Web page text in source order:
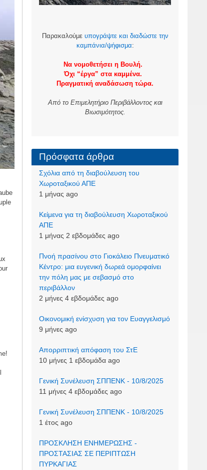
Παρακαλούμε υπογράψτε και διαδώστε την
καμπάνια/ψήφισμα:
Να νομοθετήσει η Βουλή.
Όχι “έργα” στα καμμένα.
Πραγματική αναδάσωση τώρα.
Από το Επιμελητήριο Περιβάλλοντος και
Βιωσιμότητος.
Πρόσφατα άρθρα
Σχόλια από τη διαβούλευση του
Χωροταξικού ΑΠΕ
1 μήνας ago
Kείμενα για τη διαβούλευση Χωροταξικού
ΑΠΕ
1 μήνας 2 εβδομάδες ago
Πνοή πρασίνου στο Γιοκάλειο Πνευματικό
Κέντρο: μια ευγενική δωρεά ομορφαίνει
την πόλη μας με σεβασμό στο
περιβάλλον
2 μήνες 4 εβδομάδες ago
Οικονομική ενίσχυση για τον Ευαγγελισμό
9 μήνες ago
Απορριπτική απόφαση του ΣτΕ
10 μήνες 1 εβδομάδα ago
Γενική Συνέλευση ΣΠΠΕΝΚ - 10/8/2025
11 μήνες 4 εβδομάδες ago
Γενική Συνέλευση ΣΠΠΕΝΚ - 10/8/2025
1 έτος ago
ΠΡΟΣΚΛΗΣΗ ΕΝΗΜΕΡΩΣΗΣ -
ΠΡΟΣΤΑΣΙΑΣ ΣΕ ΠΕΡΙΠΤΩΣΗ
ΠΥΡΚΑΓΙΑΣ